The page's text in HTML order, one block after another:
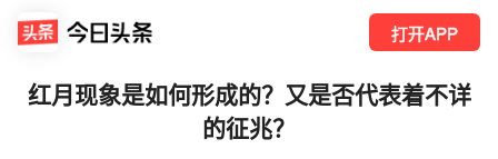
打开APP
红月现象是如何形成的？又是否代表着不详
的征兆？